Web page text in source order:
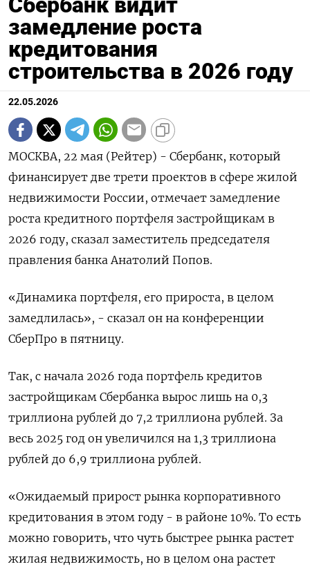
замедление роста
кредитования
строительства в 2026 году
22.05.2026
МОСКВА, 22 мая (Рейтер) - Сбербанк, который
финансирует две трети проектов в сфере жилой
недвижимости России, отмечает замедление
роста кредитного портфеля застройщикам в
2026 году, сказал заместитель председателя
правления банка Анатолий Попов.
«Динамика портфеля, его прироста, в целом
замедлилась», - сказал он на конференции
СберПро в пятницу.
Так, с начала 2026 года портфель кредитов
застройщикам Сбербанка вырос лишь на ‌0,3
триллиона рублей до 7,2 триллиона рублей. За
весь 2025 год он увеличился на 1,3 триллиона
рублей до 6,9 триллиона рублей.
«Ожидаемый прирост рынка корпоративного
кредитования в этом году - в районе 10%. То есть
можно говорить, что чуть быстрее рынка растет
жилая недвижимость, но в целом она растет